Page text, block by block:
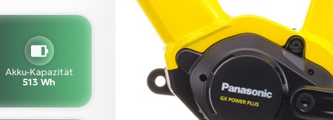
Akku-Kapazität
513 Wh